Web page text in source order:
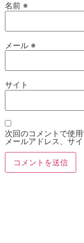
名前 ※
メール ※
サイト
次回のコメントで使
メールアドレス、サイ